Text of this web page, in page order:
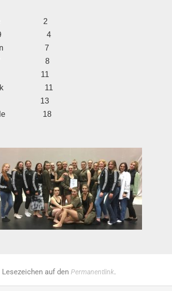
2
4
7
8
11
11
13
18
Lesezeichen auf den Permanentlink.